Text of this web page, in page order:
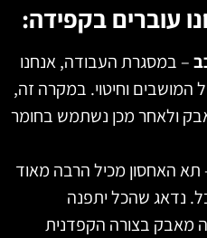
בקפידה:
העבודה, אנחנו
וחיטוי. במקרה זה,
מכן נשתמש בחומר
מכיל הרבה מאוד
שהכל יתפנה
בצורה הקפדנית